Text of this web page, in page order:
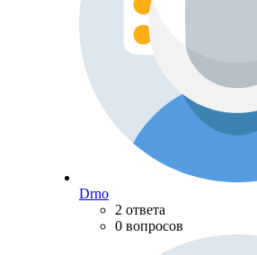
Drno
2 ответа
0 вопросов